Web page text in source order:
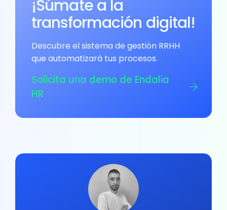
¡Súmate a la
transformación digital!
Descubre el sistema de gestión RRHH
que automatizará tus procesos.
Solicita una demo de Endalia
HR